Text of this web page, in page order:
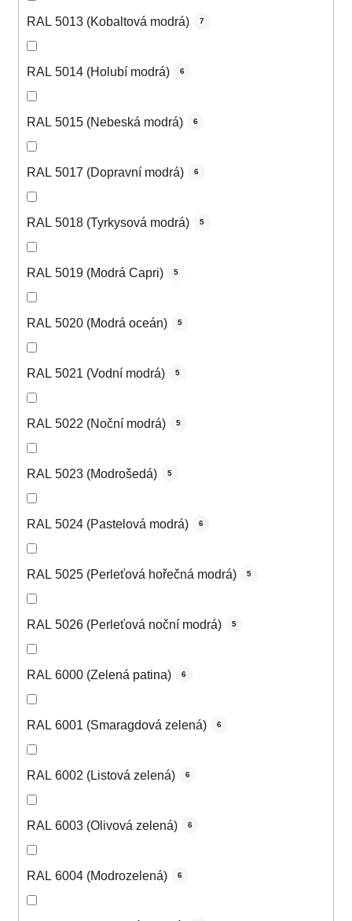
RAL 5013 (Kobaltová modrá) 7
RAL 5014 (Holubí modrá) 6
RAL 5015 (Nebeská modrá) 6
RAL 5017 (Dopravní modrá) 6
RAL 5018 (Tyrkysová modrá) 5
RAL 5019 (Modrá Capri) 5
RAL 5020 (Modrá oceán) 5
RAL 5021 (Vodní modrá) 5
RAL 5022 (Noční modrá) 5
RAL 5023 (Modrošedá) 5
RAL 5024 (Pastelová modrá) 6
RAL 5025 (Perleťová hořečná modrá) 5
RAL 5026 (Perleťová noční modrá) 5
RAL 6000 (Zelená patina) 6
RAL 6001 (Smaragdová zelená) 6
RAL 6002 (Listová zelená) 6
RAL 6003 (Olivová zelená) 6
RAL 6004 (Modrozelená) 6